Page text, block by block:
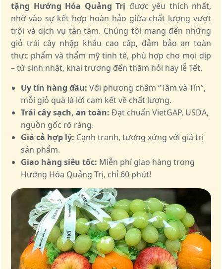
tặng Hướng Hóa Quảng Trị được yêu thích nhất,
nhờ vào sự kết hợp hoàn hảo giữa chất lượng vượt
trội và dịch vụ tận tâm. Chúng tôi mang đến những
giỏ trái cây nhập khẩu cao cấp, đảm bảo an toàn
thực phẩm và thẩm mỹ tinh tế, phù hợp cho mọi dịp
– từ sinh nhật, khai trương đến thăm hỏi hay lễ Tết.
Uy tín hàng đầu: Với phương châm “Tâm và Tín”,
mỗi giỏ quà là lời cam kết về chất lượng.
Trái cây sạch, an toàn: Đạt chuẩn VietGAP, USDA,
nguồn gốc rõ ràng.
Giá cả hợp lý: Cạnh tranh, tương xứng với giá trị
sản phẩm.
Giao hàng siêu tốc: Miễn phí giao hàng trong
Hướng Hóa Quảng Trị, chỉ 60 phút!